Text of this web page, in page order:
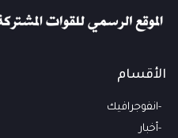
الأقسام
انفوجرافيك
أخبار